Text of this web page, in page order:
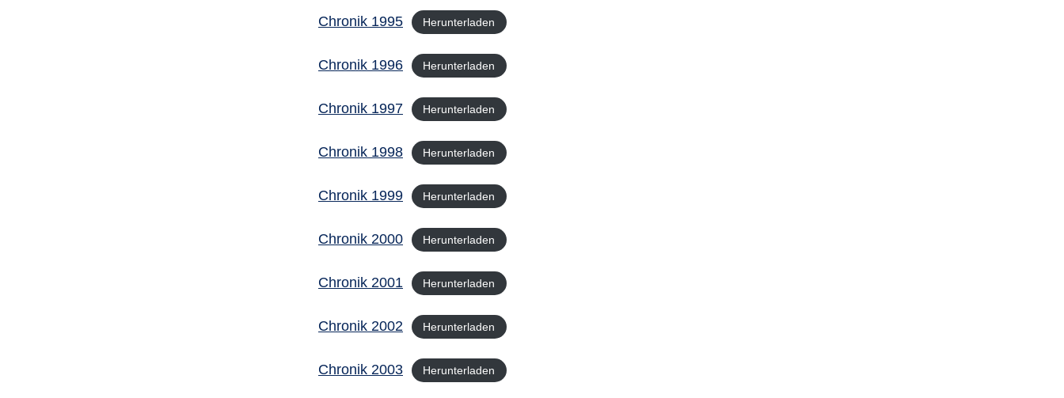
Chronik 1995 Herunterladen
Chronik 1996 Herunterladen
Chronik 1997 Herunterladen
Chronik 1998 Herunterladen
Chronik 1999 Herunterladen
Chronik 2000 Herunterladen
Chronik 2001 Herunterladen
Chronik 2002 Herunterladen
Chronik 2003 Herunterladen